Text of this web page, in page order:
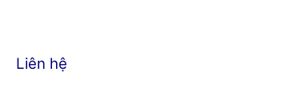
Liên hệ